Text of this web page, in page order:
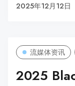
2025年12月12日
流媒体资讯
2025